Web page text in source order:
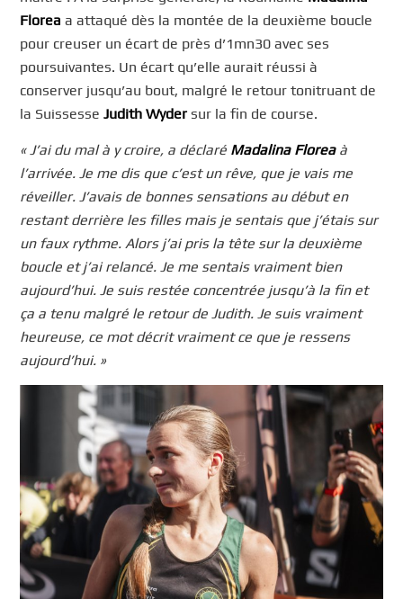
Floreaa attaqué dès la montée de la deuxième boucle
pour creuser un écart de près d’1mn30 avec ses
poursuivantes. Un écart qu’elle aurait réussi à
conserver jusqu’au bout, malgré le retour tonitruant de
la SuissesseJudith Wydersur la fin de course.
« J’ai du mal à y croire, a déclaré Madalina Floreaà
l’arrivée.Je me dis que c’est un rêve, que je vais me
réveiller. J’avais de bonnes sensations au début en
restant derrière les filles mais je sentais que j’étais sur
un faux rythme. Alors j’ai pris la tête sur la deuxième
boucle et j’ai relancé. Je me sentais vraiment bien
aujourd’hui. Je suis restée concentrée jusqu’à la fin et
ça a tenu malgré le retour de Judith. Je suis vraiment
heureuse, ce mot décrit vraiment ce que je ressens
aujourd’hui. »